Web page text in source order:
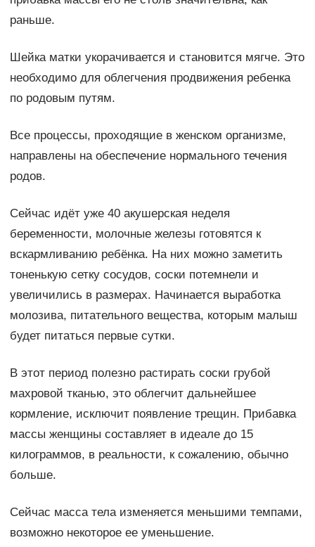
раньше.
Шейка матки укорачивается и становится мягче. Это
необходимо для облегчения продвижения ребенка
по родовым путям.
Все процессы, проходящие в женском организме,
направлены на обеспечение нормального течения
родов.
Сейчас идёт уже 40 акушерская неделя
беременности, молочные железы готовятся к
вскармливанию ребёнка. На них можно заметить
тоненькую сетку сосудов, соски потемнели и
увеличились в размерах. Начинается выработка
молозива, питательного вещества, которым малыш
будет питаться первые сутки.
В этот период полезно растирать соски грубой
махровой тканью, это облегчит дальнейшее
кормление, исключит появление трещин. Прибавка
массы женщины составляет в идеале до 15
килограммов, в реальности, к сожалению, обычно
больше.
Сейчас масса тела изменяется меньшими темпами,
возможно некоторое ее уменьшение.